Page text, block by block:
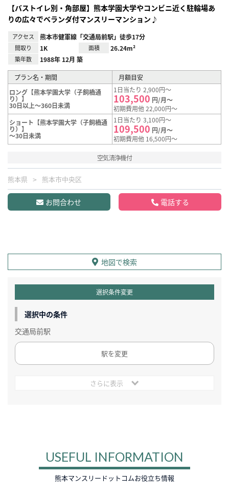
【バストイレ別・角部屋】熊本学園大学やコンビニ近く駐輪場あ
りの広々でベランダ付マンスリーマンション♪
アクセス 熊本市健軍線「交通局前駅」徒歩17分
間取り 1K 面積 26.24m²
築年数 1988年 12月 築
プラン名・期間
月額目安
ロング【熊本学園大学（子飼橋通
り）】
30日以上～360日未満
1日当たり 2,900円～
103,500 円/月～
初期費用他 22,000円～
ショート【熊本学園大学（子飼橋通
り）】
～30日未満
1日当たり 3,100円～
109,500 円/月～
初期費用他 16,500円～
空気清浄機付
熊本県 熊本市中央区
お問合わせ 電話する
地図で検索
選択条件変更
選択中の条件
交通局前駅
駅を変更
さらに表示
USEFUL INFORMATION
熊本マンスリードットコムお役立ち情報